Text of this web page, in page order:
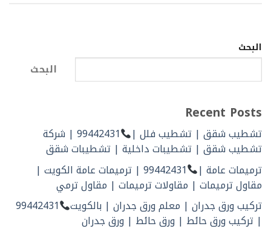
البحث
البحث
Recent Posts
تشطيب شقق | تشطيب فلل |
99442431 | شركة
تشطيب شقق | تشطيبات داخلية | تشطيبات شقق
ترميمات عامة |
99442431 | ترميمات عامة الكويت |
مقاول ترميمات | مقاولات ترميمات | مقاول ترمي
تركيب ورق جدران | معلم ورق جدران | بالكويت
99442431
| تركيب ورق حائط | ورق حائط | ورق جدران